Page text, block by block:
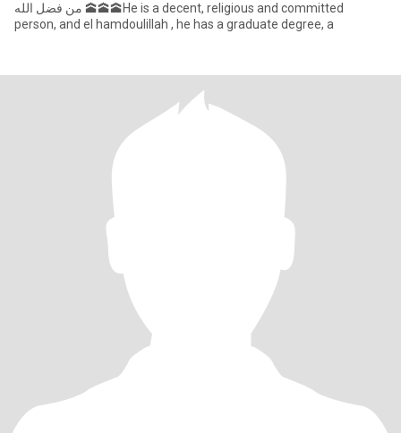
من فضل الله 🕋🕋🕋He is a decent, religious and committed
person, and el hamdoulillah , he has a graduate degree, a